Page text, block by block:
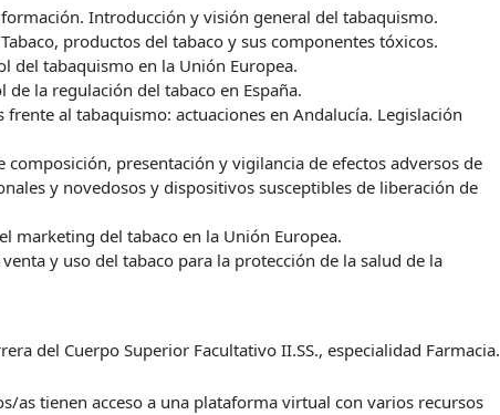
Introducción y visión general del tabaquismo.
productos del tabaco y sus componentes tóxicos.
del tabaquismo en la Unión Europea.
la regulación del tabaco en España.
al tabaquismo: actuaciones en Andalucía. Legislación
composición, presentación y vigilancia de efectos adversos de
y novedosos y dispositivos susceptibles de liberación de
marketing del tabaco en la Unión Europea.
y uso del tabaco para la protección de la salud de la
del Cuerpo Superior Facultativo II.SS., especialidad Farmacia.
as tienen acceso a una plataforma virtual con varios recursos